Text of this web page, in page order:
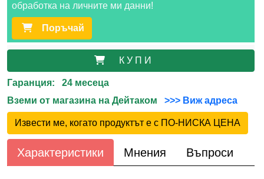
обработка на личните ми данни!
Поръчай
К У П И
Гаранция: 24 месеца
Вземи от магазина на Дейтаком
>>> Виж адреса
Извести ме, когато продуктът е с ПО-НИСКА ЦЕНА
Характеристики Мнения Въпроси